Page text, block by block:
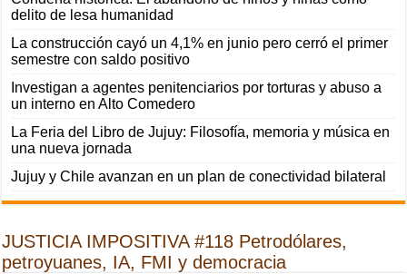
delito de lesa humanidad
La construcción cayó un 4,1% en junio pero cerró el primer
semestre con saldo positivo
Investigan a agentes penitenciarios por torturas y abuso a
un interno en Alto Comedero
La Feria del Libro de Jujuy: Filosofía, memoria y música en
una nueva jornada
Jujuy y Chile avanzan en un plan de conectividad bilateral
JUSTICIA IMPOSITIVA #118 Petrodólares,
petroyuanes, IA, FMI y democracia